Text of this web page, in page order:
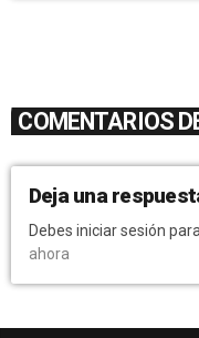
COMENTARIOS
Deja una
Debes iniciar sesión
ahora